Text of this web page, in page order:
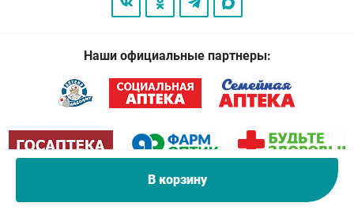
В корзину
Наши официальные партнеры: